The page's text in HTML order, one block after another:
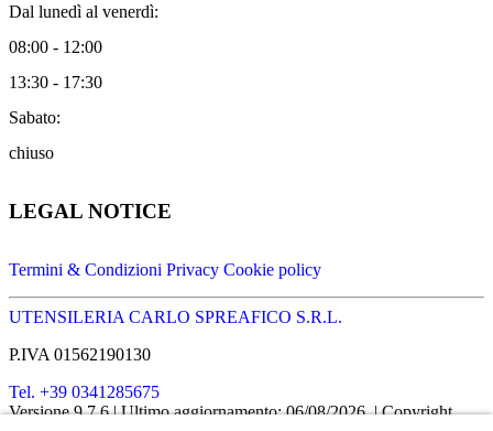
Dal lunedì al venerdì:
08:00 - 12:00
13:30 - 17:30
Sabato:
chiuso
LEGAL NOTICE
Termini & Condizioni Privacy Cookie policy
UTENSILERIA CARLO SPREAFICO S.R.L.
P.IVA 01562190130
Tel. +39 0341285675
Versione 9.7.6 | Ultimo aggiornamento: 06/08/2026 | Copyright